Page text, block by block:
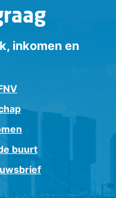
inkomen en
buurt